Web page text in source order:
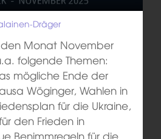
Dräger
Monat November
folgende Themen:
mögliche Ende der
Wöginger, Wahlen in
für die Ukraine,
den Frieden in
Benimmregeln für die